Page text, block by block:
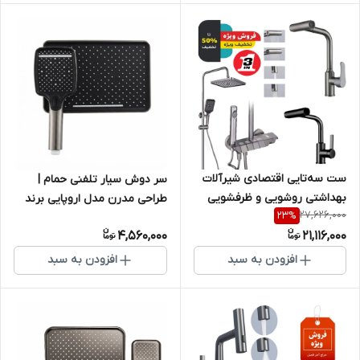
ست سه‌تایی اقتصادی شیرآلات
بهداشتی روشویی و ظرفشویی
چهارحالته + دوش حمام پیانویی
مدرن و بادوام
27,626,000
23%
21,116,000
افزودن به سبد
سر دوش سیار تلفنی حمام |
طراحی مدرن مدل اروپایی برند
4,560,000
افزودن به سبد